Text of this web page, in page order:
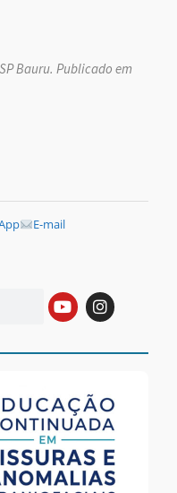
Bauru. Publicado em
E-mail